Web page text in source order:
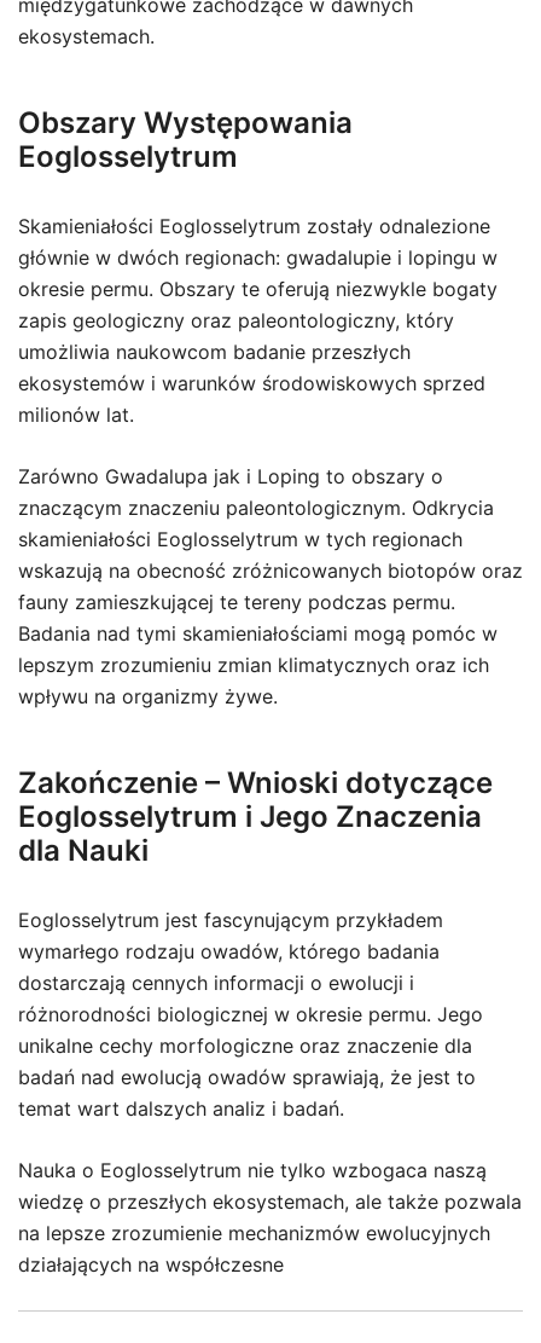
międzygatunkowe zachodzące w dawnych
ekosystemach.
Obszary Występowania
Eoglosselytrum
Skamieniałości Eoglosselytrum zostały odnalezione
głównie w dwóch regionach: gwadalupie i lopingu w
okresie permu. Obszary te oferują niezwykle bogaty
zapis geologiczny oraz paleontologiczny, który
umożliwia naukowcom badanie przeszłych
ekosystemów i warunków środowiskowych sprzed
milionów lat.
Zarówno Gwadalupa jak i Loping to obszary o
znaczącym znaczeniu paleontologicznym. Odkrycia
skamieniałości Eoglosselytrum w tych regionach
wskazują na obecność zróżnicowanych biotopów oraz
fauny zamieszkującej te tereny podczas permu.
Badania nad tymi skamieniałościami mogą pomóc w
lepszym zrozumieniu zmian klimatycznych oraz ich
wpływu na organizmy żywe.
Zakończenie – Wnioski dotyczące
Eoglosselytrum i Jego Znaczenia
dla Nauki
Eoglosselytrum jest fascynującym przykładem
wymarłego rodzaju owadów, którego badania
dostarczają cennych informacji o ewolucji i
różnorodności biologicznej w okresie permu. Jego
unikalne cechy morfologiczne oraz znaczenie dla
badań nad ewolucją owadów sprawiają, że jest to
temat wart dalszych analiz i badań.
Nauka o Eoglosselytrum nie tylko wzbogaca naszą
wiedzę o przeszłych ekosystemach, ale także pozwala
na lepsze zrozumienie mechanizmów ewolucyjnych
działających na współczesne